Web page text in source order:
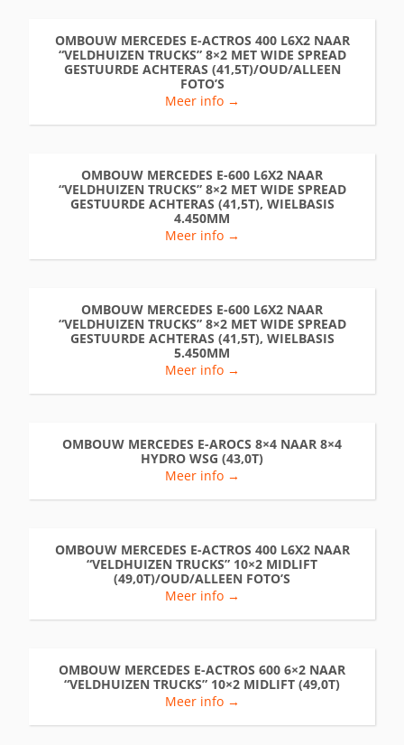
OMBOUW MERCEDES E-ACTROS 400 L6X2 NAAR
“VELDHUIZEN TRUCKS” 8×2 MET WIDE SPREAD
GESTUURDE ACHTERAS (41,5T)/OUD/ALLEEN
FOTO’S
Meer info →
OMBOUW MERCEDES E-600 L6X2 NAAR
“VELDHUIZEN TRUCKS” 8×2 MET WIDE SPREAD
GESTUURDE ACHTERAS (41,5T), WIELBASIS
4.450MM
Meer info →
OMBOUW MERCEDES E-600 L6X2 NAAR
“VELDHUIZEN TRUCKS” 8×2 MET WIDE SPREAD
GESTUURDE ACHTERAS (41,5T), WIELBASIS
5.450MM
Meer info →
OMBOUW MERCEDES E-AROCS 8×4 NAAR 8×4
HYDRO WSG (43,0T)
Meer info →
OMBOUW MERCEDES E-ACTROS 400 L6X2 NAAR
“VELDHUIZEN TRUCKS” 10×2 MIDLIFT
(49,0T)/OUD/ALLEEN FOTO’S
Meer info →
OMBOUW MERCEDES E-ACTROS 600 6×2 NAAR
“VELDHUIZEN TRUCKS” 10×2 MIDLIFT (49,0T)
Meer info →